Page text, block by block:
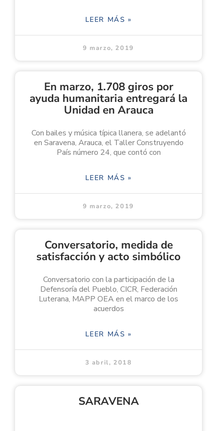
LEER MÁS »
9 marzo, 2019
En marzo, 1.708 giros por
ayuda humanitaria entregará la
Unidad en Arauca
Con bailes y música típica llanera, se adelantó
en Saravena, Arauca, el Taller Construyendo
País número 24, que contó con
LEER MÁS »
9 marzo, 2019
Conversatorio, medida de
satisfacción y acto simbólico
Conversatorio con la participación de la
Defensoría del Pueblo, CICR, Federación
Luterana, MAPP OEA en el marco de los
acuerdos
LEER MÁS »
3 abril, 2018
SARAVENA